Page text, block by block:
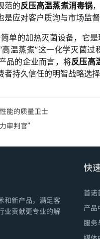
范的反压高温蒸煮消毒锅
应对客户质询与市场监督
单的加热灭菌设备，它
温蒸煮”这一化学灭菌
品的企业而言，将反压高
持久信任的明智战略选择
能的质量卫士
审判官”
和新产品，满足客
业贡献更专业的解
快
首诺
产品
服务